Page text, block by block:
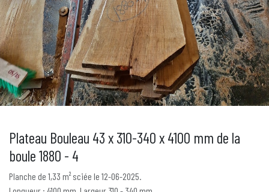
Plateau Bouleau 43 x 310-340 x 4100 mm de la
boule 1880 - 4
Planche de 1,33 m² sciée le 12-06-2025.